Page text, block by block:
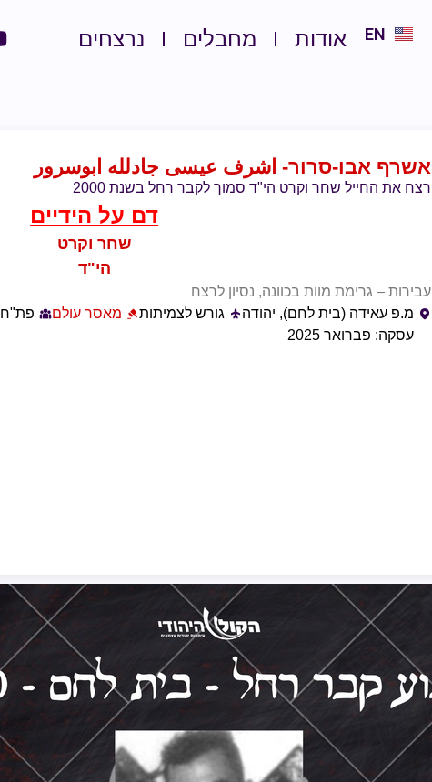
EN אודות מחבלים נרצחים
אשרף אבו-סרור- اشرف عيسى جادلله ابوسرور
רצח את החייל שחר וקרט הי"ד סמוך לקבר רחל בשנת 2000
דם על הידיים
שחר וקרט
הי"ד
עבירות – גרימת מוות בכוונה, נסיון לרצח
מ.פ עאידה (בית לחם), יהודה
גורש לצמיתות מאסר עולם פת"ח
עסקה: פברואר 2025